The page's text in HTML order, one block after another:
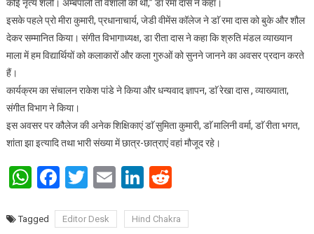
कोई नृत्य शैली। अम्बपाली तो वैशाली की थीं,” डाॅ रमा दास ने कहा।
इसके पहले प्रो मीरा कुमारी, प्रधानाचार्य, जेडी वीमेंस कॉलेज ने डाॅ रमा दास को बुके और शौल
देकर सम्मानित किया। संगीत विभागाध्यक्ष, डा रीता दास ने कहा कि श्रुति मंडल व्याख्यान
माला में हम विद्यार्थियों को कलाकारों और कला गुरुओं को सुनने जानने का अवसर प्रदान करते
हैं।
कार्यक्रम का संचालन राकेश पांडे ने किया और धन्यवाद ज्ञापन, डाॅ रेखा दास , व्याख्याता,
संगीत विभाग ने किया।
इस अवसर पर कौलेज की अनेक शिक्षिकाएं डाॅ सुमिता कुमारी, डाॅ मालिनी वर्मा, डाॅ रीता भगत,
शांता झा इत्यादि तथा भारी संख्या में छात्र-छात्राएं वहां मौजूद रहे।
WhatsApp
Facebook
Twitter
EmailLinkedIn
Reddit
Tagged Editor Desk Hind Chakra